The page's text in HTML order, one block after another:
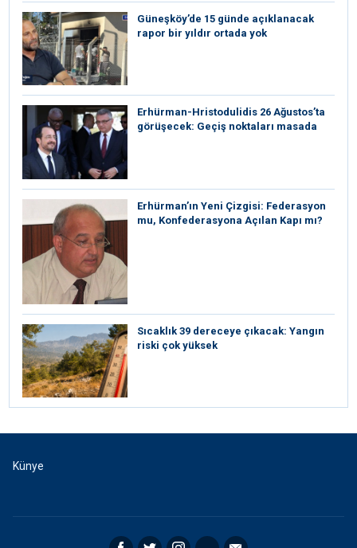
Güneşköy’de 15 günde açıklanacak
rapor bir yıldır ortada yok
Erhürman-Hristodulidis 26 Ağustos’ta
görüşecek: Geçiş noktaları masada
Erhürman’ın Yeni Çizgisi: Federasyon
mu, Konfederasyona Açılan Kapı mı?
Sıcaklık 39 dereceye çıkacak: Yangın
riski çok yüksek
Künye